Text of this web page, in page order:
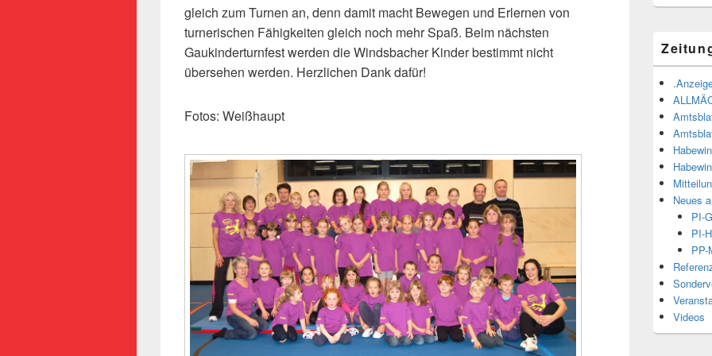
gleich zum Turnen an, denn damit macht Bewegen und Erlernen von
turnerischen Fähigkeiten gleich noch mehr Spaß. Beim nächsten
Gaukinderturnfest werden die Windsbacher Kinder bestimmt nicht
übersehen werden. Herzlichen Dank dafür!
Fotos: Weißhaupt
Neues
PI-
PI-
PP-
Videos